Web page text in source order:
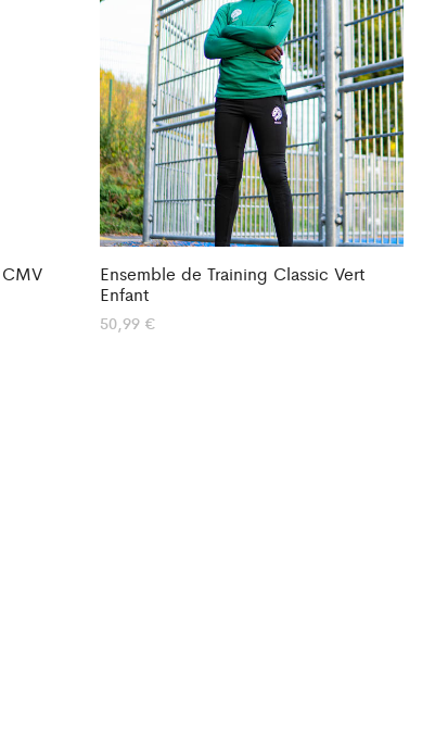
Ensemble de Training Classic Vert
Enfant
50,99 €